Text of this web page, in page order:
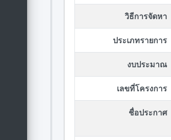
วิธีการจัดหา
ประเภทรายการ
งบประมาณ
เลขที่โครงการ
ชื่อประกาศ